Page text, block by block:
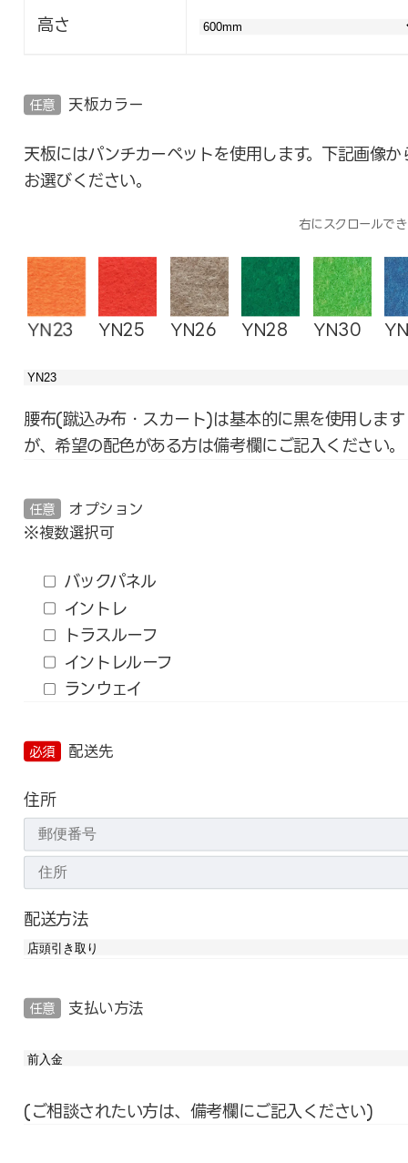
高さ
任意 天板カラー
天板にはパンチカーペットを使用します。下記画像か
お選びください。
右にスクロールでき
YN23 YN25 YN26 YN28 YN30
腰布(蹴込み布・スカート)は基本的に黒を使用します
が、希望の配色がある方は備考欄にご記入ください。
任意
オプション
※複数選択可
バックパネル
イントレ
トラスルーフ
イントレルーフ
ランウェイ
必須 配送先
住所
配送方法
任意 支払い方法
(ご相談されたい方は、備考欄にご記入ください)